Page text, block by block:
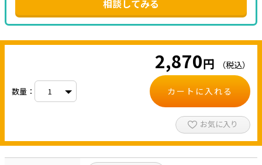
相談してみる
2,870円 （税込）
数量： カートに入れる
お気に入り